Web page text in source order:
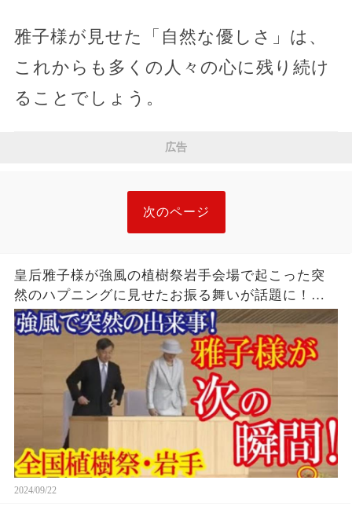
雅子様が見せた「自然な優しさ」は、
これからも多くの人々の心に残り続け
ることでしょう。
広告
次のページ
皇后雅子様が強風の植樹祭岩手会場で起こった突
然のハプニングに見せたお振る舞いが話題に！
→「とっさの行動に人間性が表れますね」
2024/09/22